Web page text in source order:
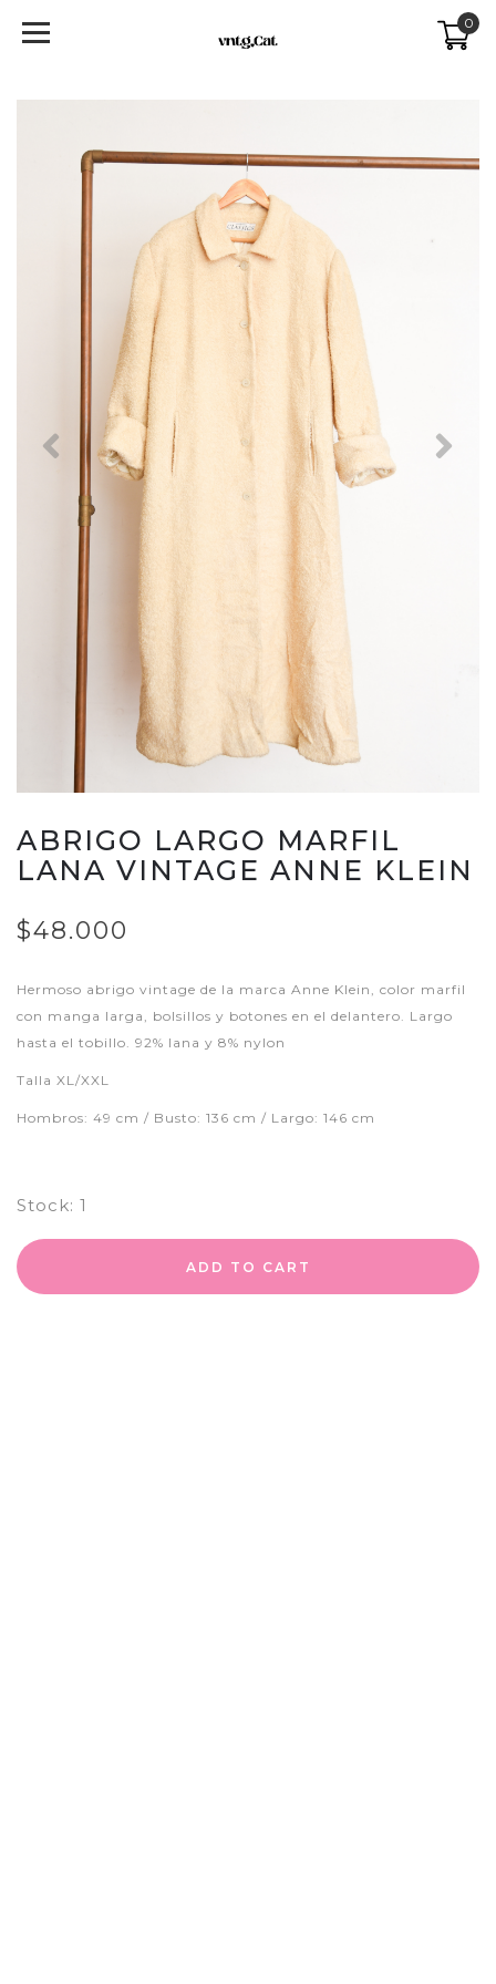
0
Previous Next
ABRIGO LARGO MARFIL
LANA VINTAGE ANNE KLEIN
$48.000
Hermoso abrigo vintage de la marca Anne Klein, color marfil
con manga larga, bolsillos y botones en el delantero. Largo
hasta el tobillo. 92% lana y 8% nylon
Talla XL/XXL
Hombros: 49 cm / Busto: 136 cm / Largo: 146 cm
Stock: 1
ADD TO CART